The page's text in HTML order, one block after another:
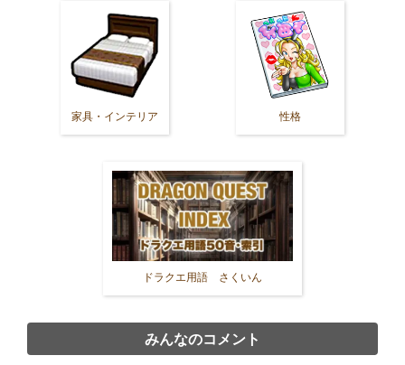
家具・インテリア 性格
ドラクエ用語 さくいん
みんなのコメント